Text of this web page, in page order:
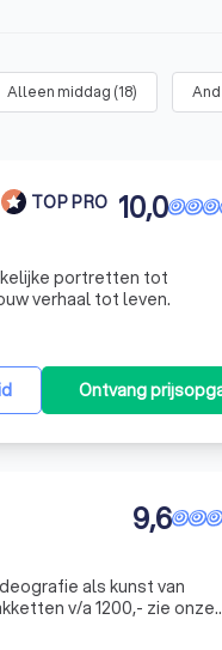
Alleen middag (18)
TOP PRO 10,0
portretten tot
verhaal tot leven.
Ontvang
9,6
als kunst van
v/a 1200,- zie onze